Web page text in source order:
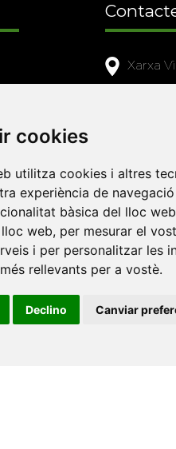
cookies
utilitza cookies i altres
experiència de
bàsica del lloc web
web, per mesurar el
i per personalitzar les
rellevants per a vostè.
Declino Canviar
a
Xarxa
12071
e-
+34
Amb el